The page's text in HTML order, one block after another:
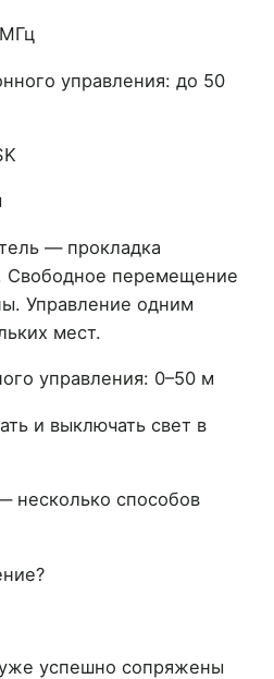
управления: до 50
— прокладка
Свободное перемещение
Управление одним
мест.
управления: 0–50 м
и выключать свет в
несколько способов
успешно сопряжены